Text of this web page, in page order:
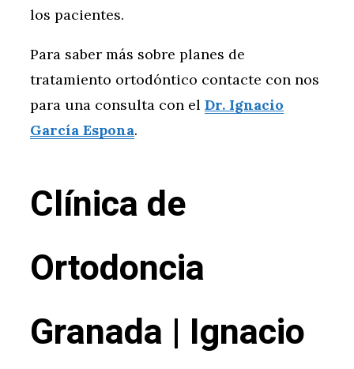
los pacientes.
Para saber más sobre planes de
tratamiento ortodóntico contacte con nos
para una consulta con el Dr. Ignacio
García Espona.
Clínica de
Ortodoncia
Granada | Ignacio